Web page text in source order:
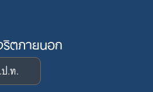
ริตภายนอก
.ท.